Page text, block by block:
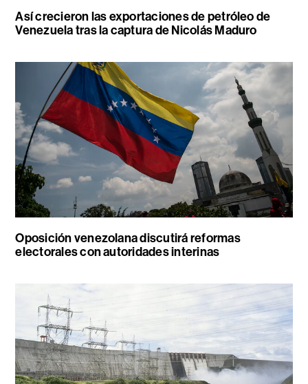
Así crecieron las exportaciones de petróleo de
Venezuela tras la captura de Nicolás Maduro
Oposición venezolana discutirá reformas
electorales con autoridades interinas